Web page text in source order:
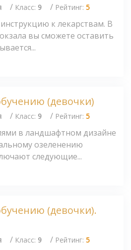
/ Класс: 9 / Рейтинг: 5
к лекарствам. В
вы сможете оставить
(девочки)
/ Класс: 9 / Рейтинг: 5
в ландшафтном дизайне
озеленению
следующие...
(девочки).
/ Класс: 9 / Рейтинг: 5